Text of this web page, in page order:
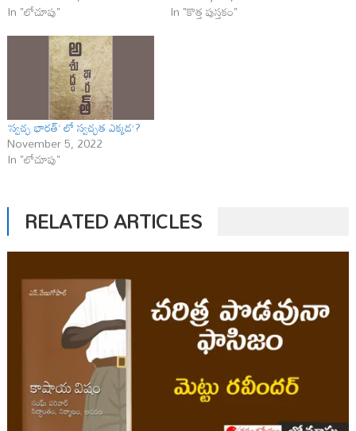
In "లోచూపు" In "కొత్త పుస్తకం"
‘స్వచ్ఛ భారత్‘ లో స్వచ్ఛత ఎక్కడ’?
November 5, 2022
In "లోచూపు"
RELATED ARTICLES